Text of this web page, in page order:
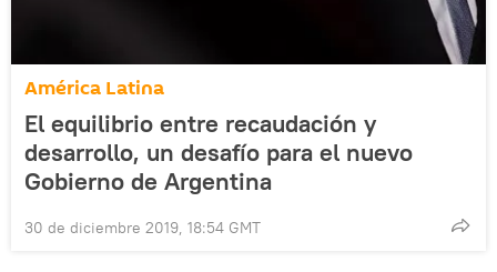
América Latina
El equilibrio entre recaudación y
desarrollo, un desafío para el nuevo
Gobierno de Argentina
30 de diciembre 2019, 18:54 GMT